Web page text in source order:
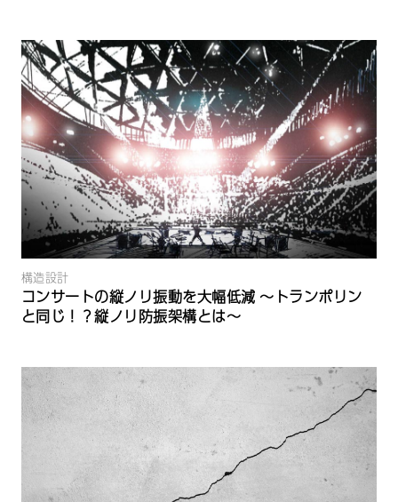
構造設計
コンサートの縦ノリ振動を大幅低減 ～トランポリン
と同じ！？縦ノリ防振架構とは～